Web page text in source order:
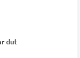
dut